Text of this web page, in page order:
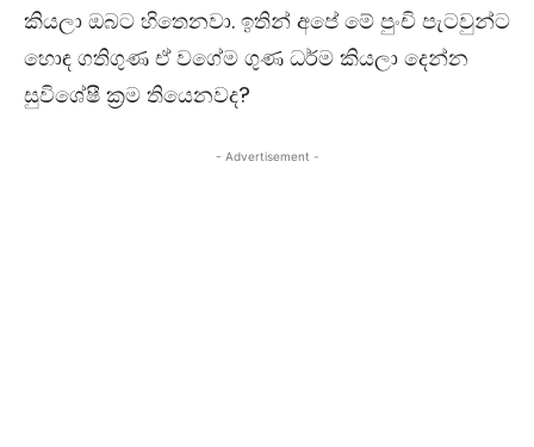
කියලා ඔබට හිතෙනවා. ඉතින් අපේ මේ පුංචි පැටවුන්ට
හොඳ ගතිගුණ ඒ වගේම ගුණ ධර්ම කියලා දෙන්න
සුවිශේෂී ක‍්‍රම තියෙනවද?
- Advertisement -